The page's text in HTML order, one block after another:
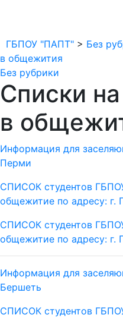
ГБПОУ "ПАПТ" > Без
в общежития
Без рубрики
Списки
в
Информация для
Перми
СПИСОК студентов
общежитие по адресу: г.
СПИСОК студентов
общежитие по адресу: г.
Информация для
Бершеть
СПИСОК студентов